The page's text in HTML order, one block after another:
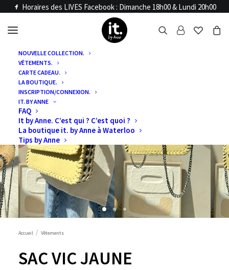
Horaires des LIVES Facebook : Dimanche 18h00 & Lundi 20h00
NOUVELLE COLLECTION.
VÊTEMENTS.
CARTE CADEAU.
LA BOUTIQUE.
INSCRIPTION/CONNEXION.
IT. BY ANNE
FAQ
It by Anne. C’est qui ? C’est quoi ?
La boutique it. by Anne à Waterloo
Tips by Anne
Accueil Vêtements
SAC VIC JAUNE